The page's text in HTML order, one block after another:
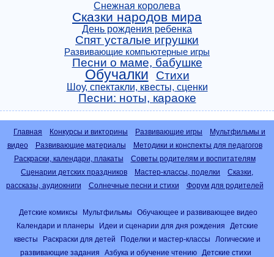
Снежная королева
Сказки народов мира
День рождения ребенка
Спят усталые игрушки
Развивающие компьютерные игры
Песни о маме, бабушке
Обучалки Стихи
Шоу, спектакли, квесты, сценки
Песни: ноты, караоке
Главная Конкурсы и викторины Развивающие игры
Мультфильмы и
видео
Развивающие материалы
Методики и конспекты для педагогов
Раскраски, календари, плакаты
Советы родителям и воспитателям
Сценарии детских праздников
Мастер-классы, поделки
Сказки,
рассказы, аудиокниги
Солнечные песни и стихи Форум для родителей
Детские комиксы Мультфильмы
Обучающее и развивающее видео
Календари и планеры
Идеи и сценарии для дня рождения
Детские
квесты
Раскраски для детей Поделки и мастер-классы
Логические и
развивающие задания
Азбука и обучение чтению
Детские стихи